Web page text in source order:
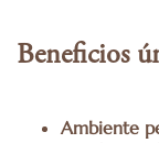
Beneficios
Ambiente